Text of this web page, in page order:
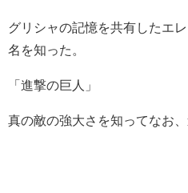
グリシャの記憶を共有したエ
名を知った。
「進撃の巨人」
真の敵の強大さを知ってなお、